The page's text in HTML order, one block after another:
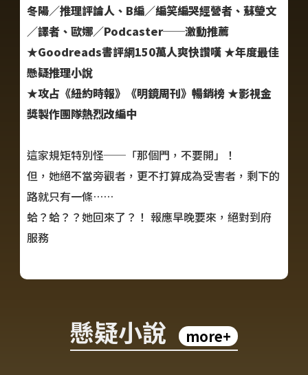
冬陽／推理評論人、B編／編笑編哭經營者、蘇瑩文
／譯者、歐娜／Podcaster──激動推薦
★Goodreads書評網150萬人爽快讚嘆 ★年度最佳
懸疑推理小說
★攻占《紐約時報》《明鏡周刊》暢銷榜 ★影視金
獎製作團隊熱烈改編中
這家規矩特別怪──「那個門，不要開」！
但，她絕不當旁觀者，更不打算成為受害者，剩下的
路就只有一條……
蛤？蛤？？她回來了？！ 報應早晚要來，絕對到府
服務
懸疑小說 more+